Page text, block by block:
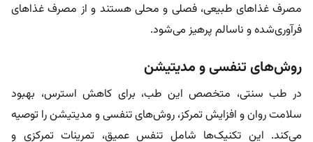
مصرف غذاهای طبیعی، فصلی و محلی هستند و از مصرف غذاهای
فرآوری‌شده و ناسالم پرهیز می‌شود.
روش‌های تنفسی و مدیتیشن
در طب سنتی، متخصص این طب، برای کاهش استرس، بهبود
سلامت روان و افزایش تمرکز، روش‌های تنفسی و مدیتیشن را توصیه
می‌کند. این تکنیک‌ها شامل تنفس عمیق، تمرینات تمرکزی و